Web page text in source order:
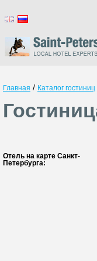
Главная / Каталог гостиниц
Отель на карте Санкт-
Петербурга: